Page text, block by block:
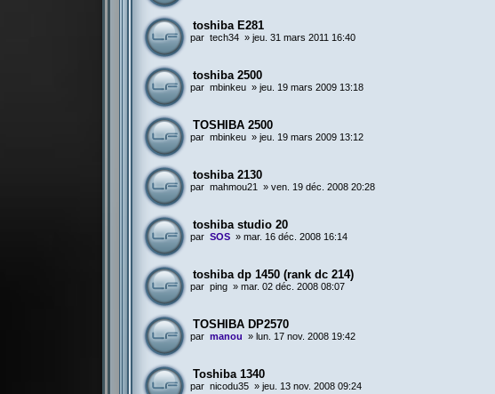
toshiba E281
par tech34 »jeu. 31 mars 2011 16:40
toshiba 2500
par mbinkeu »jeu. 19 mars 2009 13:18
TOSHIBA 2500
par mbinkeu »jeu. 19 mars 2009 13:12
toshiba 2130
par mahmou21 »ven. 19 déc. 2008 20:28
toshiba studio 20
par SOS »mar. 16 déc. 2008 16:14
toshiba dp 1450 (rank dc 214)
par ping »mar. 02 déc. 2008 08:07
TOSHIBA DP2570
par manou » lun. 17 nov. 2008 19:42
Toshiba 1340
par nicodu35 »jeu. 13 nov. 2008 09:24